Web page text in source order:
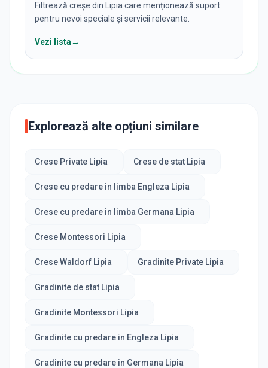
Filtrează creșe din Lipia care menționează suport
pentru nevoi speciale și servicii relevante.
Vezi lista→
Explorează alte opțiuni similare
Crese Private Lipia Crese de stat Lipia
Crese cu predare in limba Engleza Lipia
Crese cu predare in limba Germana Lipia
Crese Montessori Lipia
Crese Waldorf Lipia Gradinite Private Lipia
Gradinite de stat Lipia
Gradinite Montessori Lipia
Gradinite cu predare in Engleza Lipia
Gradinite cu predare in Germana Lipia